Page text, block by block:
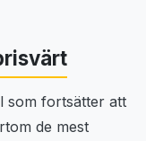
som fortsätter att
de mest